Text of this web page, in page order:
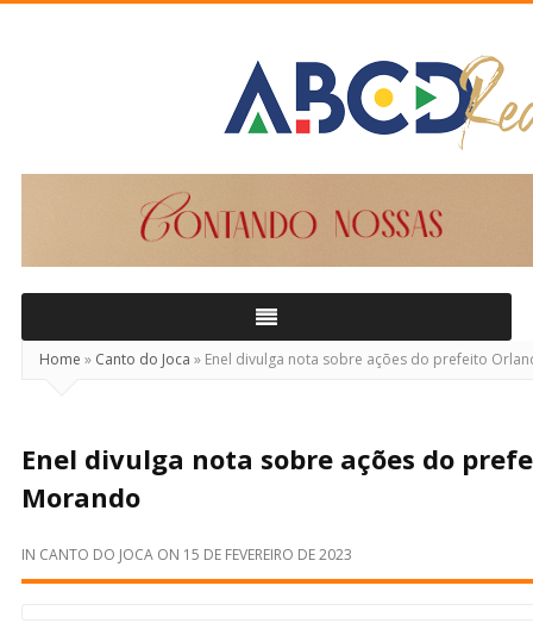
Home » Canto do Joca » Enel divulga nota sobre ações do prefeito
Enel divulga nota sobre ações do
Morando
IN CANTO DO JOCA ON 15 DE FEVEREIRO DE 2023